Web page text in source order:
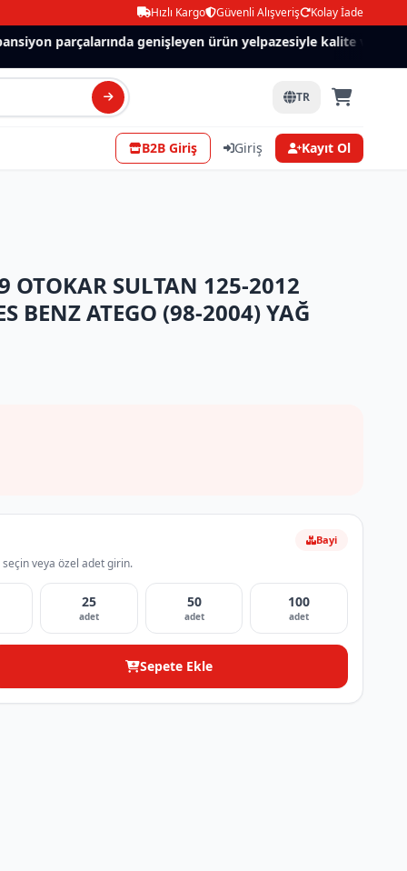
Hızlı Kargo Güvenli Alışveriş Kolay İade
parçalarında genişleyen ürün yelpazesiyle kalite ve güven.
TR
B2B Giriş Giriş Kayıt Ol
OTOKAR SULTAN 125-2012
BENZ ATEGO (98-2004) YAĞ
veya özel adet girin.
Bayi
25
adet
50
adet
100
adet
Sepete Ekle